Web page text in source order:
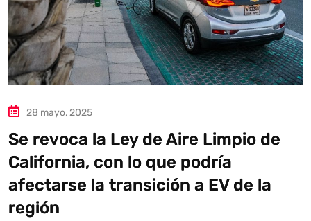
28 mayo, 2025
Se revoca la Ley de Aire Limpio de
California, con lo que podría
afectarse la transición a EV de la
región